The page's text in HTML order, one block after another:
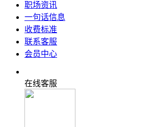
职场资讯
一句话信息
收费标准
联系客服
会员中心
在线客服